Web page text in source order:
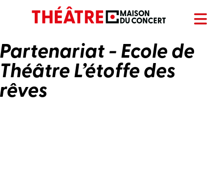
Partenariat - Ecole de
Théâtre L’étoffe des
rêves